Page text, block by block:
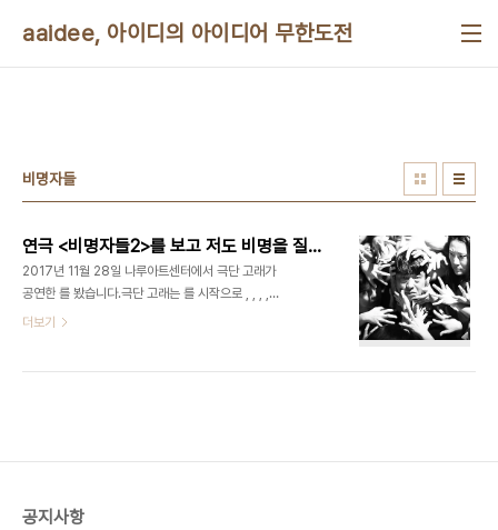
aaidee, 아이디의 아이디어 무한도전
비명자들
연극 <비명자들2>를 보고 저도 비명을 질러봤습니다
2017년 11월 28일 나루아트센터에서 극단 고래가
공연한 를 봤습니다.극단 고래는 를 시작으로 , , , ,
등 우리 사회의 어두운 면을 반추하는 공연을 해왔습
럼 보이는 무리에게 포위 당합니다. 비명자는 고통으
더보기
공지사항